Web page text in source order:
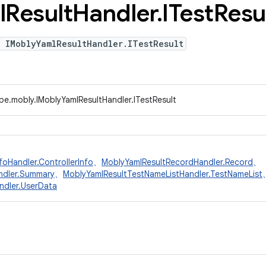
ResultHandler.ITest
、 MoblyYamlResultRecordHandler.Record、
、 MoblyYamlResultTestNameListHandler.TestNameList